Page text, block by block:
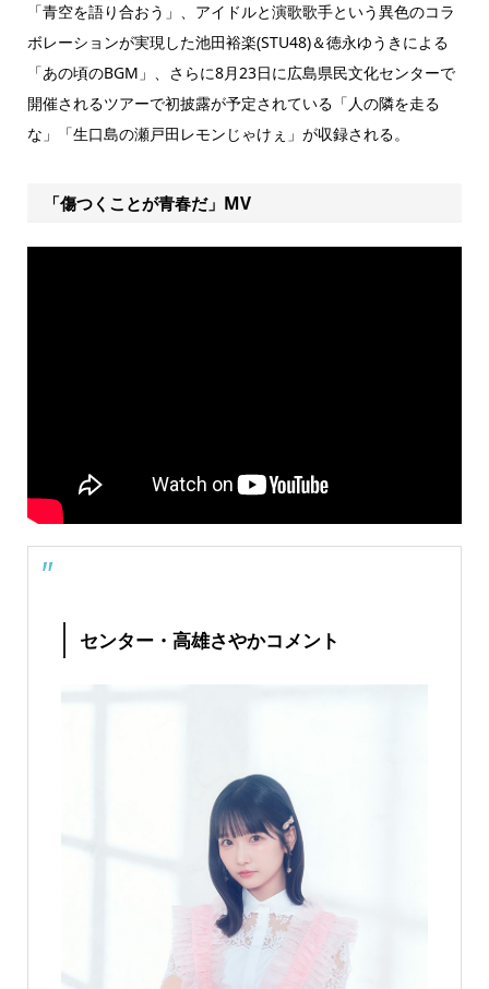
「青空を語り合おう」、アイドルと演歌歌手という異色のコラ
ボレーションが実現した池田裕楽(STU48)＆徳永ゆうきによる
「あの頃のBGM」、さらに8月23日に広島県民文化センターで
開催されるツアーで初披露が予定されている「人の隣を走る
な」「生口島の瀬戸田レモンじゃけぇ」が収録される。
「傷つくことが青春だ」MV
センター・高雄さやかコメント